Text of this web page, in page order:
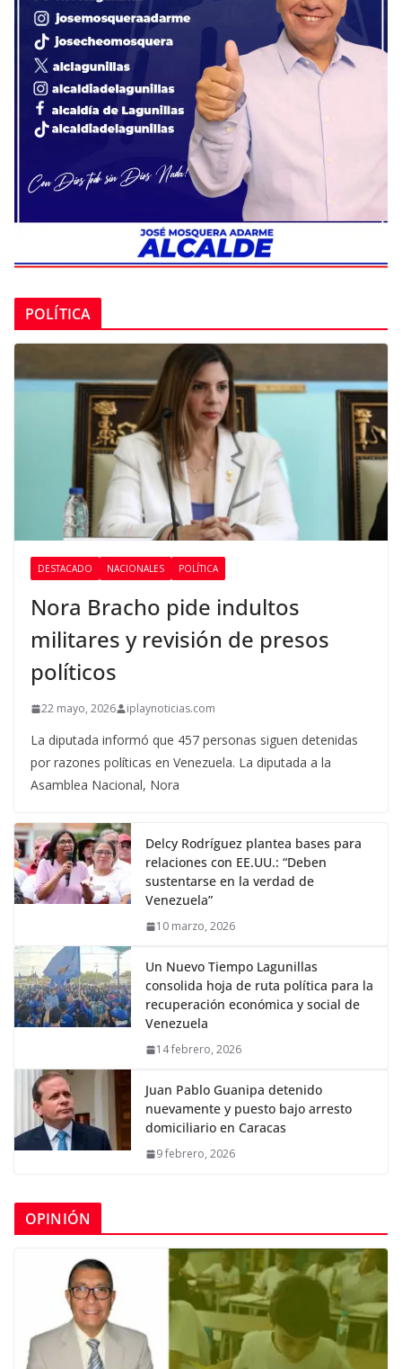
POLÍTICA
DESTACADO NACIONALES POLÍTICA
Nora Bracho pide indultos
militares y revisión de presos
políticos
22 mayo, 2026 iplaynoticias.com
La diputada informó que 457 personas siguen detenidas
por razones políticas en Venezuela. La diputada a la
Asamblea Nacional, Nora
Delcy Rodríguez plantea bases para
relaciones con EE.UU.: “Deben
sustentarse en la verdad de
Venezuela”
10 marzo, 2026
Un Nuevo Tiempo Lagunillas
consolida hoja de ruta política para la
recuperación económica y social de
Venezuela
14 febrero, 2026
Juan Pablo Guanipa detenido
nuevamente y puesto bajo arresto
domiciliario en Caracas
9 febrero, 2026
OPINIÓN